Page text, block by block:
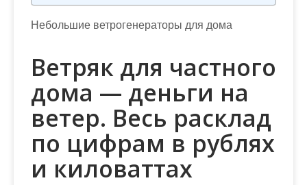
Небольшие ветрогенераторы для дома
Ветряк для частного
дома — деньги на
ветер. Весь расклад
по цифрам в рублях
и киловаттах